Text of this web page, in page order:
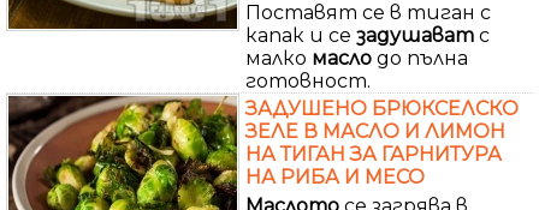
Поставят се в тиган с
капак и се задушават с
малко масло до пълна
готовност.
ЗАДУШЕНО БРЮКСЕЛСКО
ЗЕЛЕ В МАСЛО И ЛИМОН
НА ТИГАН ЗА ГАРНИТУРА
НА РИБА И МЕСО
Маслото се загрява в